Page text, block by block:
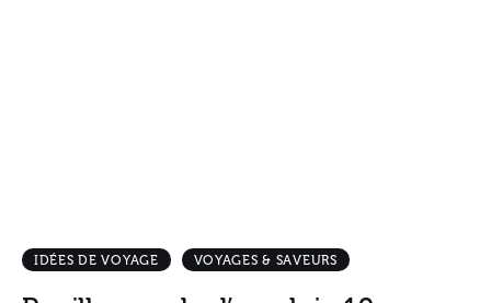
IDÉES DE VOYAGE VOYAGES & SAVEURS